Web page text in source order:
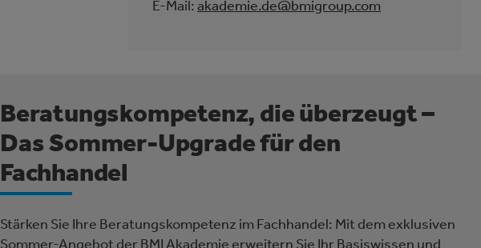
E-Mail:akademie.de@bmigroup.com
Beratungskompetenz, die überzeugt –
Das Sommer-Upgrade für den
Fachhandel
Stärken Sie Ihre Beratungskompetenz im Fachhandel: Mit dem exklusiven
Sommer-Angebot der BMI Akademie erweitern Sie Ihr Basiswissen und